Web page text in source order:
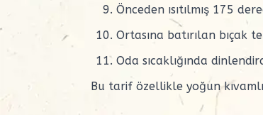
Önceden ısıtılmış 175
Ortasına batırılan bıçak
Oda sıcaklığında
Bu tarif özellikle yoğun